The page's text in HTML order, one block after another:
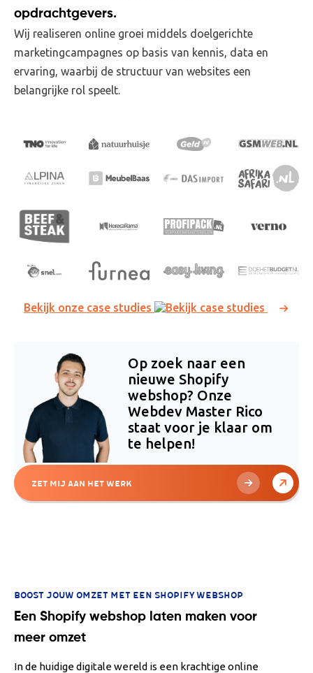
opdrachtgevers.
Wij realiseren online groei middels doelgerichte
marketingcampagnes op basis van kennis, data en
ervaring, waarbij de structuur van websites een
belangrijke rol speelt.
Bekijk onze case studies
Op zoek naar een
nieuwe Shopify
webshop? Onze
Webdev Master Rico
staat voor je klaar om
te helpen!
Zet mij aan het werk
BOOST JOUW OMZET MET EEN SHOPIFY WEBSHOP
Een Shopify webshop laten maken voor
meer omzet
In de huidige digitale wereld is een krachtige online